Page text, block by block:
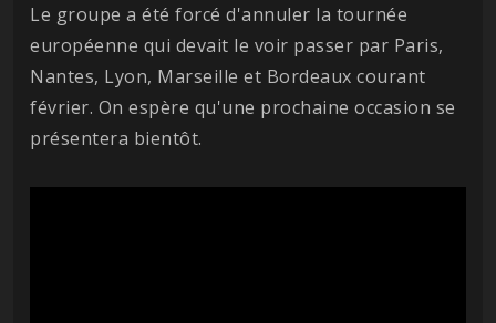
Le groupe a été forcé d'annuler la tournée
européenne qui devait le voir passer par Paris,
Nantes, Lyon, Marseille et Bordeaux courant
février. On espère qu'une prochaine occasion se
présentera bientôt.